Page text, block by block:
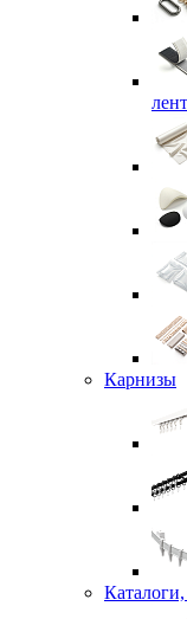
Карнизы